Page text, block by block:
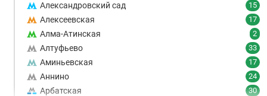
Александровский сад 15
Алексеевская 17
Алма-Атинская 2
Алтуфьево 33
Аминьевская 17
Аннино 24
Арбатская 30